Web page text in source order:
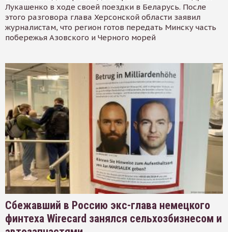
Лукашенко в ходе своей поездки в Беларусь. После
этого разговора глава Херсонской области заявил
журналистам, что регион готов передать Минску часть
побережья Азовского и Черного морей
Сбежавший в Россию экс-глава немецкого
финтеха Wirecard занялся сельхозбизнесом и